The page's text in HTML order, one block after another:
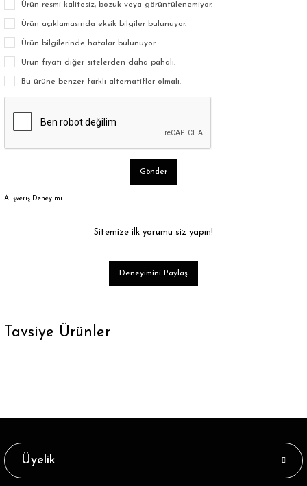
Ürün resmi kalitesiz, bozuk veya görüntülenemiyor.
Ürün açıklamasında eksik bilgiler bulunuyor.
Ürün bilgilerinde hatalar bulunuyor.
Ürün fiyatı diğer sitelerden daha pahalı.
Bu ürüne benzer farklı alternatifler olmalı.
Gönder
Alışveriş Deneyimi
Sitemize ilk yorumu siz yapın!
Deneyimini Paylaş
Tavsiye Ürünler
Tükendi
Parmaklı Çorap Unisex Mavi Renk
Tükendi
Üyelik